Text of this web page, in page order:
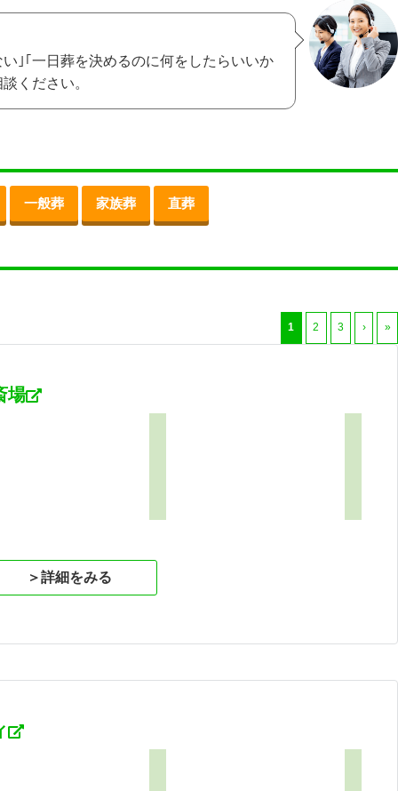
｣｢一日葬を決めるのに何をしたらいいか
ください。
一般葬 家族葬 直葬
1 2 3 › »
場
＞詳細をみる